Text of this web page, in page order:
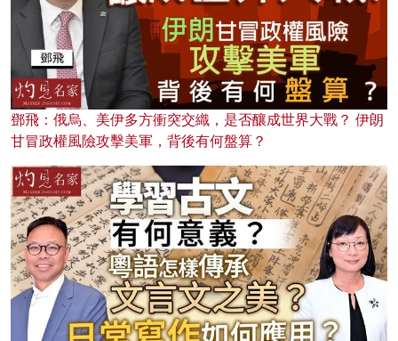
鄧飛：俄烏、美伊多方衝突交織，是否釀成世界大戰？ 伊朗
甘冒政權風險攻擊美軍，背後有何盤算？